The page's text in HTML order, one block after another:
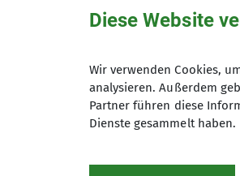
Diese Website
Wir verwenden Cookies,
analysieren. Außerdem
Partner führen diese
Dienste gesammelt haben.